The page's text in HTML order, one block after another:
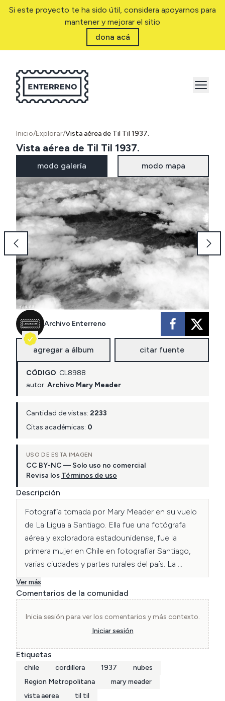
Si este proyecto te ha sido útil, considera apoyarnos para
mantener y mejorar el sitio
dona acá
Inicio/Explorar/Vista aérea de Til Til 1937.
Vista aérea de Til Til 1937.
modo galería modo mapa
Archivo Enterreno
agregar a álbum citar fuente
CÓDIGO: CL8988
autor: Archivo Mary Meader
Cantidad de vistas: 2233
Citas académicas: 0
USO DE ESTA IMAGEN
CC BY-NC — Solo uso no comercial
Revisa los Términos de uso
Descripción
Fotografía tomada por Mary Meader en su vuelo
de La Ligua a Santiago. Ella fue una fotógrafa
aérea y exploradora estadounidense, fue la
primera mujer en Chile en fotografiar Santiago,
varias ciudades y partes rurales del país. La
imagen está tomada sobre Til Til, ubicada en la
zona norte de la región metropolitana, Chile.
Archivo Mary Meader.
Ver más
Comentarios de la comunidad
Inicia sesión para ver los comentarios y más contexto.
Iniciar sesión
Etiquetas
chile cordillera 1937
nubes
Region Metropolitana
mary meader
vista aerea
til til